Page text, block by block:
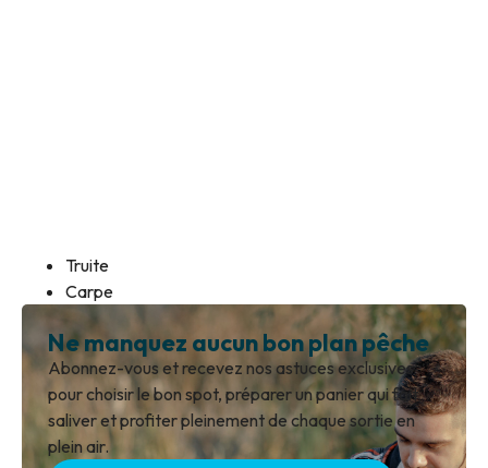
Truite
Carpe
Ne manquez aucun bon plan pêche
Abonnez-vous et recevez nos astuces exclusives
pour choisir le bon spot, préparer un panier qui fait
saliver et profiter pleinement de chaque sortie en
plein air.